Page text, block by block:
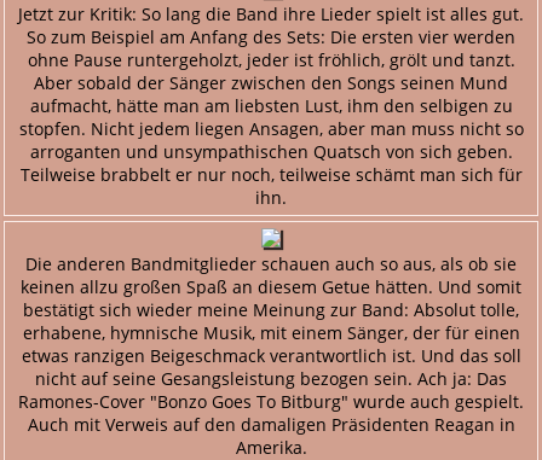
Jetzt zur Kritik: So lang die Band ihre Lieder spielt ist alles gut.
So zum Beispiel am Anfang des Sets: Die ersten vier werden
ohne Pause runtergeholzt, jeder ist fröhlich, grölt und tanzt.
Aber sobald der Sänger zwischen den Songs seinen Mund
aufmacht, hätte man am liebsten Lust, ihm den selbigen zu
stopfen. Nicht jedem liegen Ansagen, aber man muss nicht so
arroganten und unsympathischen Quatsch von sich geben.
Teilweise brabbelt er nur noch, teilweise schämt man sich für
ihn.
Die anderen Bandmitglieder schauen auch so aus, als ob sie
keinen allzu großen Spaß an diesem Getue hätten. Und somit
bestätigt sich wieder meine Meinung zur Band: Absolut tolle,
erhabene, hymnische Musik, mit einem Sänger, der für einen
etwas ranzigen Beigeschmack verantwortlich ist. Und das soll
nicht auf seine Gesangsleistung bezogen sein. Ach ja: Das
Ramones-Cover "Bonzo Goes To Bitburg" wurde auch gespielt.
Auch mit Verweis auf den damaligen Präsidenten Reagan in
Amerika.